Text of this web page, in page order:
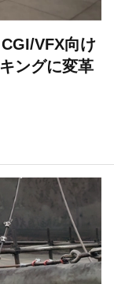
VFX向け
ングに変革